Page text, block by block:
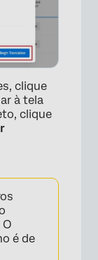
clique
à tela
clique
é de